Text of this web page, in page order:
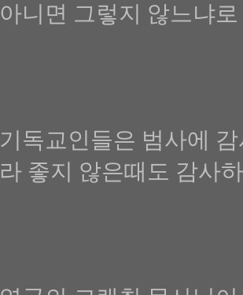
아니면 그렇지 않느냐
기독교인들은 범사에
라 좋지 않은때도 감사